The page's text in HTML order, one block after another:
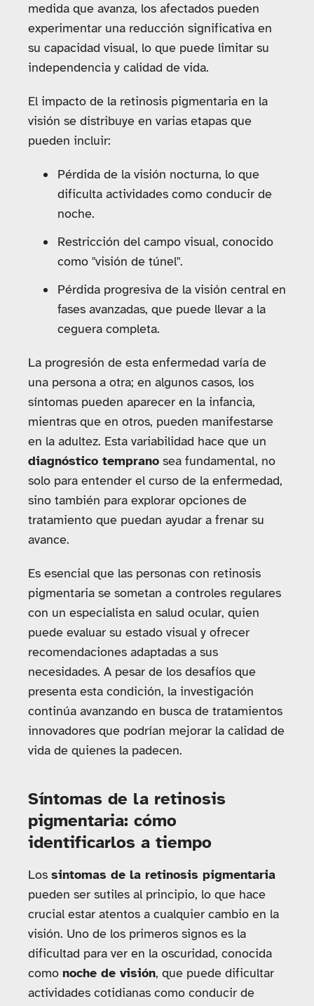
medida que avanza, los afectados pueden
experimentar una reducción significativa en
su capacidad visual, lo que puede limitar su
independencia y calidad de vida.
El impacto de la retinosis pigmentaria en la
visión se distribuye en varias etapas que
pueden incluir:
Pérdida de la visión nocturna, lo que
dificulta actividades como conducir de
noche.
Restricción del campo visual, conocido
como "visión de túnel".
Pérdida progresiva de la visión central en
fases avanzadas, que puede llevar a la
ceguera completa.
La progresión de esta enfermedad varía de
una persona a otra; en algunos casos, los
síntomas pueden aparecer en la infancia,
mientras que en otros, pueden manifestarse
en la adultez. Esta variabilidad hace que un
diagnóstico temprano sea fundamental, no
solo para entender el curso de la enfermedad,
sino también para explorar opciones de
tratamiento que puedan ayudar a frenar su
avance.
Es esencial que las personas con retinosis
pigmentaria se sometan a controles regulares
con un especialista en salud ocular, quien
puede evaluar su estado visual y ofrecer
recomendaciones adaptadas a sus
necesidades. A pesar de los desafíos que
presenta esta condición, la investigación
continúa avanzando en busca de tratamientos
innovadores que podrían mejorar la calidad de
vida de quienes la padecen.
Síntomas de la retinosis
pigmentaria: cómo
identificarlos a tiempo
Los sintomas de la retinosis pigmentaria
pueden ser sutiles al principio, lo que hace
crucial estar atentos a cualquier cambio en la
visión. Uno de los primeros signos es la
dificultad para ver en la oscuridad, conocida
como noche de visión, que puede dificultar
actividades cotidianas como conducir de